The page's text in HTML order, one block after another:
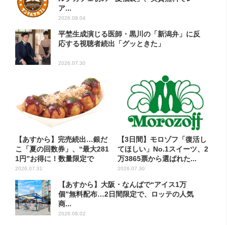
ア...
2026.08.04
平埜生成演じる医師・黒川の「新潟弁」に反
応する視聴者続出「グッときた」
2026.07.30
【あすから】完売続出…銀だ
こ「夏の回数券」、“最大281
1円”お得に！数量限定で
2026.07.31
【3日間】モロゾフ「復活し
てほしい」No.1スイーツ、2
万3865票から選ばれた...
2026.07.30
【あすから】大阪・なんばで“アイス1万
個”無料配布…2日間限定で、ロッテの人気
商...
2026.08.02